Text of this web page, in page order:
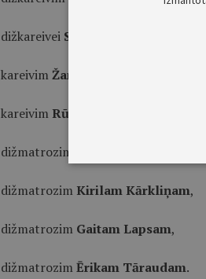
dižkareiveiSintijai Višņevskai
kareivimŽanim Kilaitim
kareivimRūdim Lambertam
dižmatrozim
dižmatrozimKirilam Kārkliņam,
dižmatrozimGaitam Lapsam,
dižmatrozimĒrikam Tāraudam.